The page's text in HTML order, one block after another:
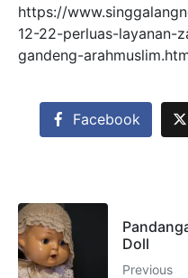
https://
12-22-perluas-layanan-
gandeng-
Facebook
Doll
Previous